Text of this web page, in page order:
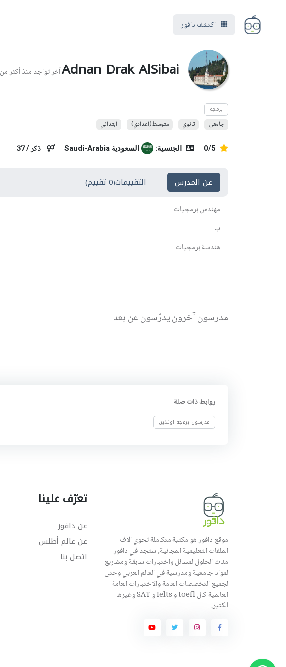
اكتشف دافور
Adnan Drak AlSibaiآخر تواجد منذ أكثر من 3 أشهُر
برمجة
جامعي ثانوي متوسط(اعدادي) ابتدائي
0/5 الجنسية: السعودية Saudi-Arabia ذكر/
37
عن المدرس التقييمات(0 تقييم)
مهندس برمجيات
ب
هندسة برمجيات
مدرسون آخرون يدرّسون عن بعد
روابط ذات صلة
مدرسون برمجة اونلاين
موقع دافور هو مكتبة متكاملة تحوي الاف
الملفات التعليمية المجانية, ستجد في دافور
مئات الحلول لمسائل واختبارات سابقة ومشاريع
لمواد جامعية ومدرسية في العالم العربي وحتى
لجميع التخصصات العامة والاختبارات العامة
العالمية كال toefl و Ielts و SAT وغيرها
الكثير.
تعرّف علينا
عن دافور
عن عالم أطلس
اتصل بنا